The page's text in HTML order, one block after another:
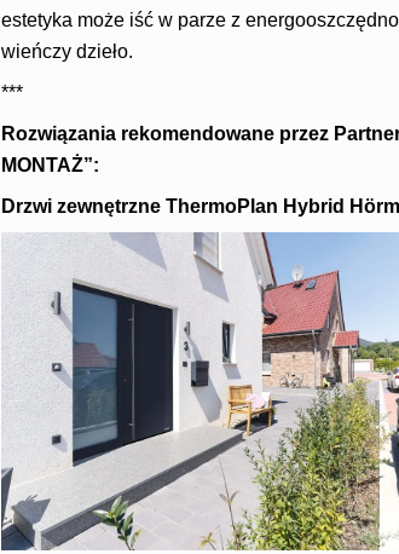
estetyka może iść w parze z
wieńczy dzieło.
***
Rozwiązania rekomendowane przez
MONTAŻ”:
Drzwi zewnętrzne ThermoPlan Hybrid